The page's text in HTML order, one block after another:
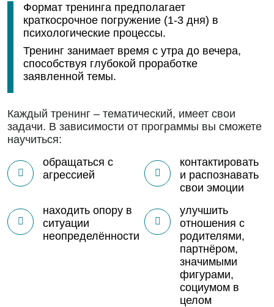
Формат тренинга предполагает
краткосрочное погружение (1-3 дня) в
психологические процессы.
Тренинг занимает время с утра до вечера,
способствуя глубокой проработке
заявленной темы.
Каждый тренинг – тематический, имеет свои
задачи. В зависимости от программы вы сможете
научиться:
обращаться с
агрессией
контактировать
и распознавать
свои эмоции
находить опору в
ситуации
неопределённости
улучшить
отношения с
родителями,
партнёром,
значимыми
фигурами,
социумом в
целом